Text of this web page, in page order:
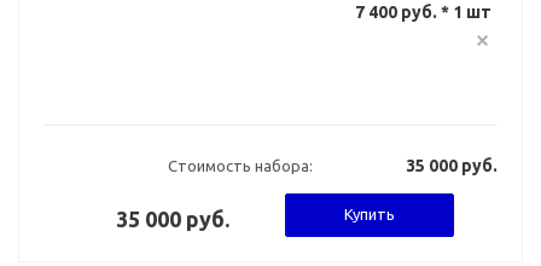
7 400 руб. * 1 шт
Стоимость набора: 35 000 руб.
35 000 руб. Купить